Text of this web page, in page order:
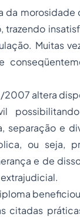
morosidade
trazendo
Muitas
altera
separação e
ou seja,
e de
beneficiou
citadas